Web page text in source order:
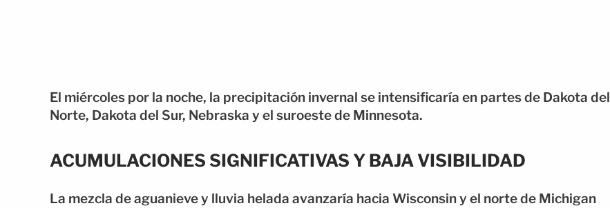
El miércoles por la noche, la precipitación invernal se intensificaría en partes de Dakota del
Norte, Dakota del Sur, Nebraska y el suroeste de Minnesota.
ACUMULACIONES SIGNIFICATIVAS Y BAJA VISIBILIDAD
La mezcla de aguanieve y lluvia helada avanzaría hacia Wisconsin y el norte de Michigan